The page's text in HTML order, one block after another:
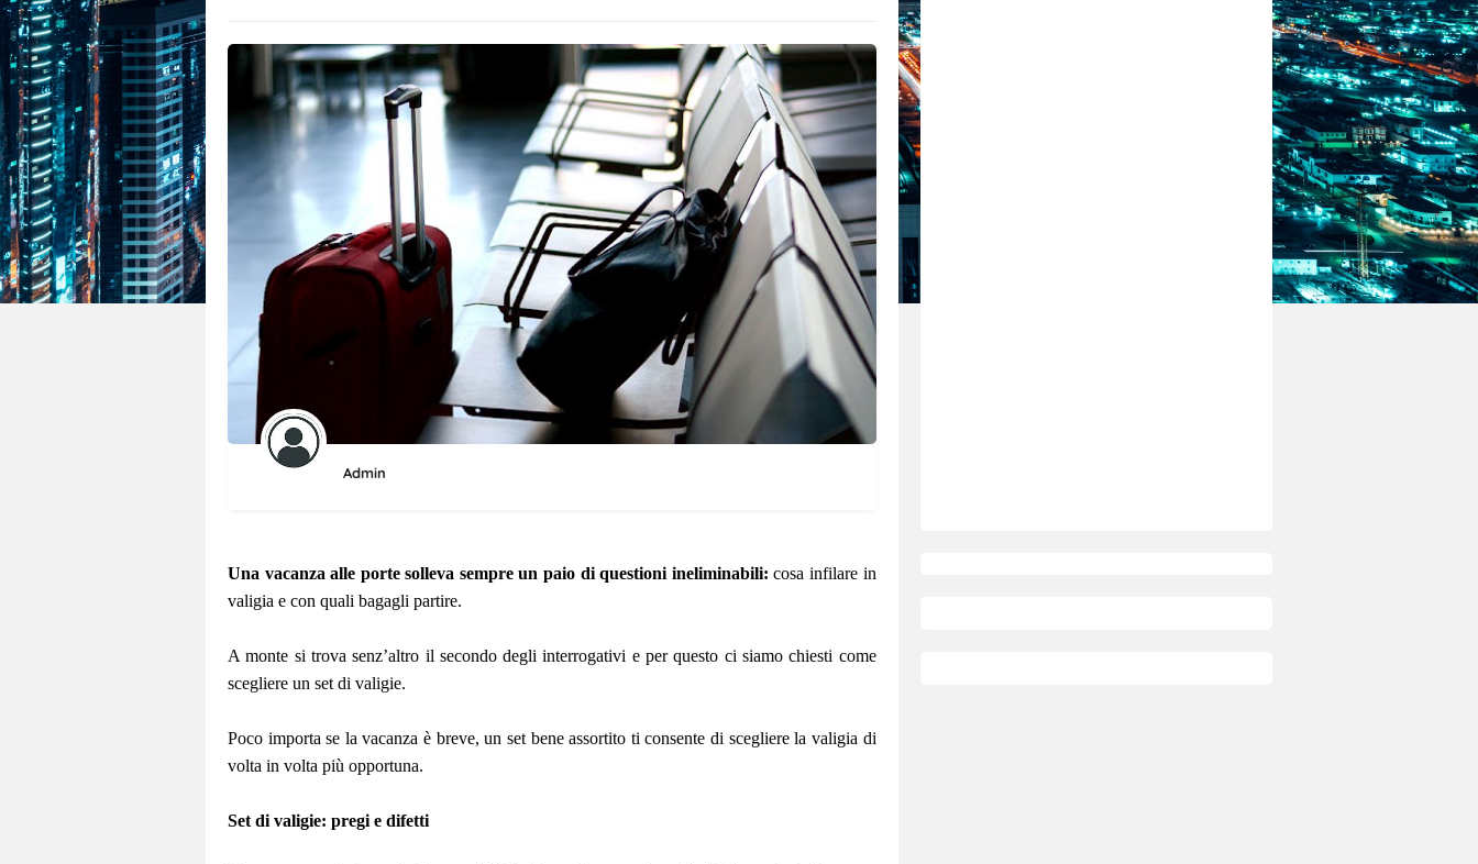
Admin
Una vacanza alle porte solleva sempre un paio di questioni ineliminabili: cosa infilare in
valigia e con quali bagagli partire.
A monte si trova senz’altro il secondo degli interrogativi e per questo ci siamo chiesti come
scegliere un set di valigie.
Poco importa se la vacanza è breve, un set bene assortito ti consente di scegliere la valigia di
volta in volta più opportuna.
Set di valigie: pregi e difetti